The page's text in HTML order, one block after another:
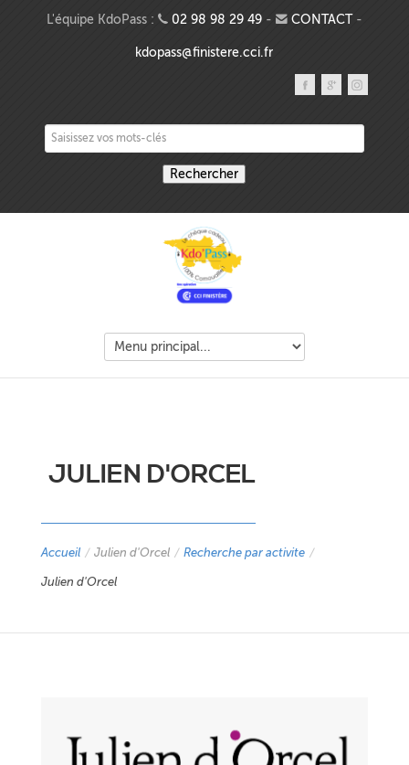
Aller au contenu principal
L'équipe KdoPass : 02 98 98 29 49- CONTACT-
kdopass@finistere.cci.fr
Saisissez vos mots-clés
JULIEN D'ORCEL
Accueil / Julien d'Orcel / Recherche par activite /
Julien d'Orcel